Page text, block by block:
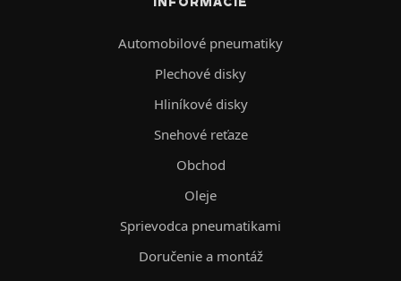
Automobilové pneumatiky
Plechové disky
Hliníkové disky
Snehové reťaze
Obchod
Oleje
Sprievodca pneumatikami
Doručenie a montáž